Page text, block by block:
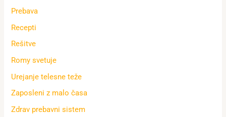
Prebava
Recepti
Rešitve
Romy svetuje
Urejanje telesne teže
Zaposleni z malo časa
Zdrav prebavni sistem